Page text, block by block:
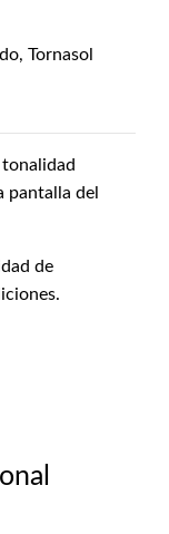
Tornasol
pantalla del
de